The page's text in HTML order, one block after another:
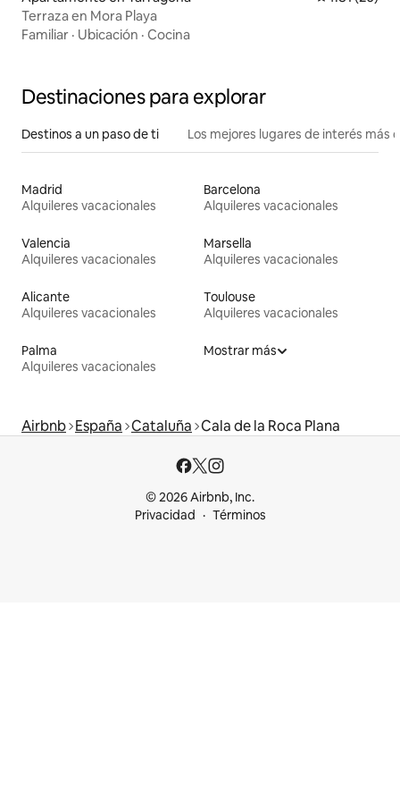
Terraza en Mora Playa
Familiar · Ubicación · Cocina
Destinaciones para explorar
Destinos a un paso de ti Los mejores lugares de interés más
Madrid
Alquileres vacacionales
Barcelona
Alquileres vacacionales
Valencia
Alquileres vacacionales
Marsella
Alquileres vacacionales
Alicante
Alquileres vacacionales
Toulouse
Alquileres vacacionales
Palma
Alquileres vacacionales
Mostrar más
Airbnb España Cataluña Cala de la Roca Plana
© 2026 Airbnb, Inc.
Privacidad
Términos